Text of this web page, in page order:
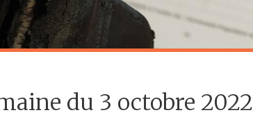
du 3 octobre 2022